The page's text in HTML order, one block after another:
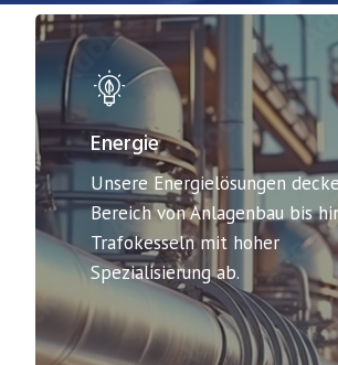
Energie
Unsere Energielösungen
Bereich von Anlagenbau bis
Trafokesseln mit hoher
Spezialisierung ab.